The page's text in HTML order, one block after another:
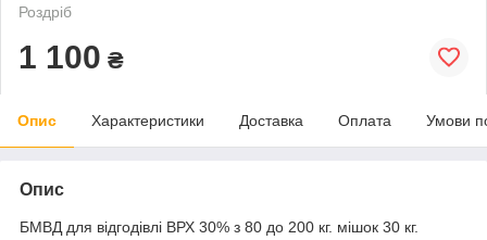
Роздріб
1 100 ₴
Опис Характеристики Доставка Оплата Умови
Опис
БМВД для відгодівлі ВРХ 30% з 80 до 200 кг. мішок 30 кг.